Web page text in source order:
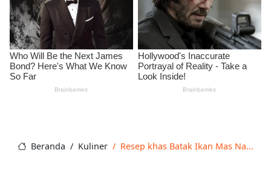
Beranda Kuliner Resep khas Batak Ikan Mas Na...